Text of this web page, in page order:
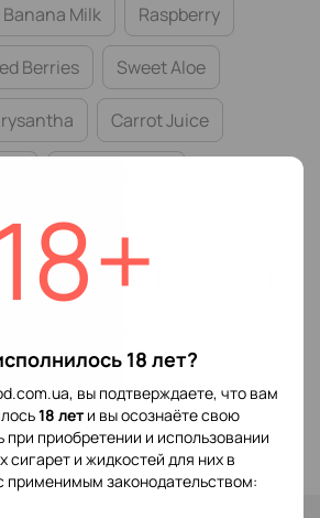
18 лет?
вы подтверждаете, что вам
18 лети вы осознаёте свою
при приобретении и использовании
сигарет и жидкостей для них в
применимым законодательством:
Banana Milk Raspberry
Berries Sweet Aloe
Carrot Juice
Rockmelon
Dubacco
Pomelo Vanilla Ice Cream